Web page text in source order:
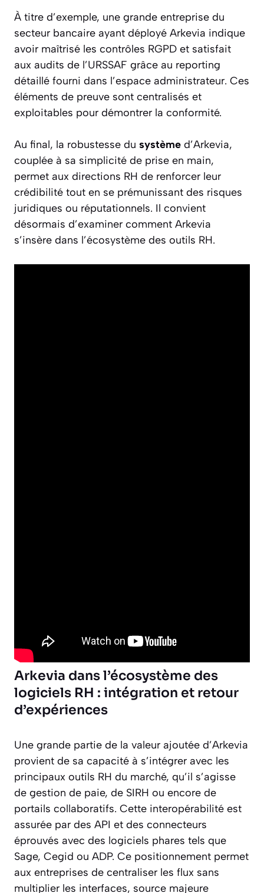
À titre d’exemple, une grande entreprise du
secteur bancaire ayant déployé Arkevia indique
avoir maîtrisé les contrôles RGPD et satisfait
aux audits de l’URSSAF grâce au reporting
détaillé fourni dans l’espace administrateur. Ces
éléments de preuve sont centralisés et
exploitables pour démontrer la conformité.
Au final, la robustesse du système d’Arkevia,
couplée à sa simplicité de prise en main,
permet aux directions RH de renforcer leur
crédibilité tout en se prémunissant des risques
juridiques ou réputationnels. Il convient
désormais d’examiner comment Arkevia
s’insère dans l’écosystème des outils RH.
Arkevia dans l’écosystème des
logiciels RH : intégration et retour
d’expériences
Une grande partie de la valeur ajoutée d’Arkevia
provient de sa capacité à s’intégrer avec les
principaux outils RH du marché, qu’il s’agisse
de gestion de paie, de SIRH ou encore de
portails collaboratifs. Cette interopérabilité est
assurée par des API et des connecteurs
éprouvés avec des logiciels phares tels que
Sage, Cegid ou ADP. Ce positionnement permet
aux entreprises de centraliser les flux sans
multiplier les interfaces, source majeure